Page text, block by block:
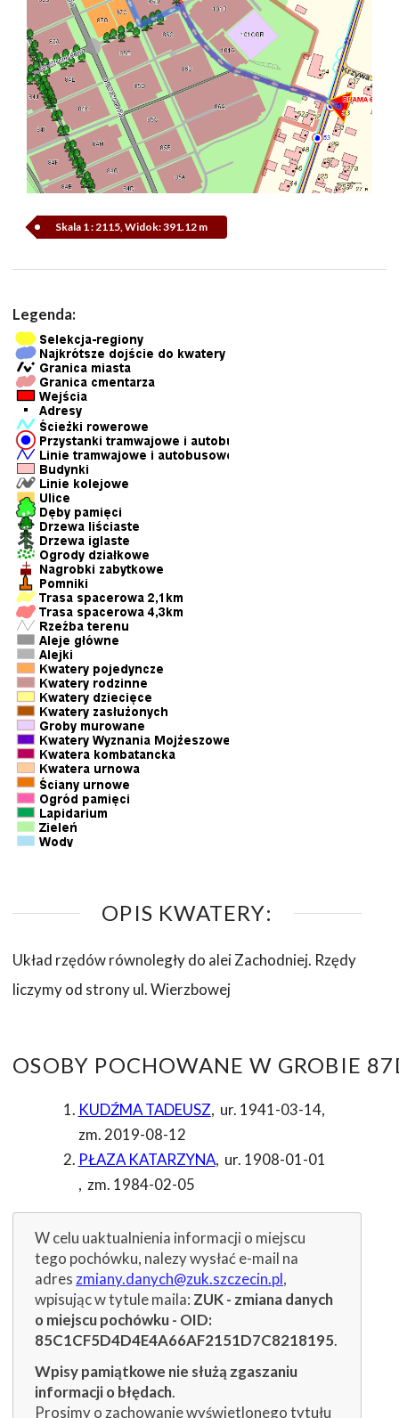
Skala 1 : 2115, Widok: 391.12 m
Legenda:
OPIS KWATERY:
Układ rzędów równoległy do alei Zachodniej. Rzędy
liczymy od strony ul. Wierzbowej
OSOBY POCHOWANE W GROBIE
KUDŹMA TADEUSZ, ur. 1941-03-14,
zm. 2019-08-12
PŁAZA KATARZYNA, ur. 1908-01-01
, zm. 1984-02-05
W celu uaktualnienia informacji o miejscu
tego pochówku, nalezy wysłać e-mail na
adres zmiany.danych@zuk.szczecin.pl,
wpisując w tytule maila: ZUK - zmiana danych
o miejscu pochówku - OID:
85C1CF5D4D4E4A66AF2151D7C8218195.
Wpisy pamiątkowe nie służą zgaszaniu
informacji o błędach.
Prosimy o zachowanie wyświetlonego tytułu